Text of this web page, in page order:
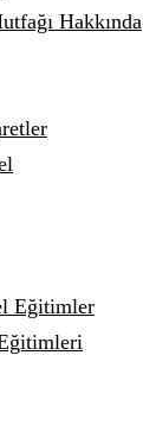
Hakkında
Eğitimler